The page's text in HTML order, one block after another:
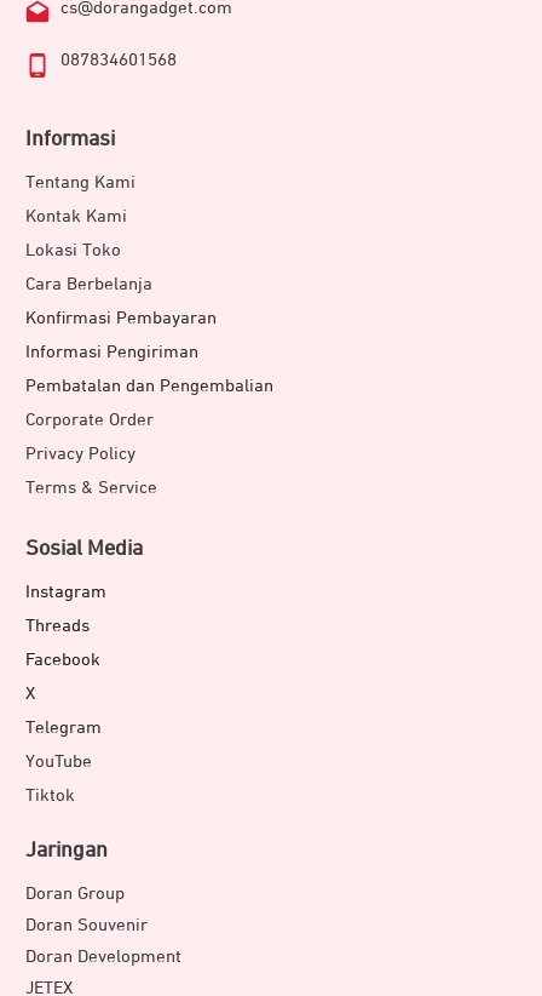
cs@dorangadget.com
087834601568
Informasi
Tentang Kami
Kontak Kami
Lokasi Toko
Cara Berbelanja
Konfirmasi Pembayaran
Informasi Pengiriman
Pembatalan dan Pengembalian
Corporate Order
Privacy Policy
Terms & Service
Sosial Media
Instagram
Threads
Facebook
X
Telegram
YouTube
Tiktok
Jaringan
Doran Group
Doran Souvenir
Doran Development
JETEX